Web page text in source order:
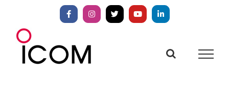
springen
FacebookInstagram
X YouTubeLinkedIn